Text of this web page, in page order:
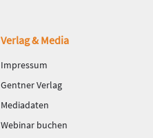
Verlag & Media
Impressum
Gentner Verlag
Mediadaten
Webinar buchen